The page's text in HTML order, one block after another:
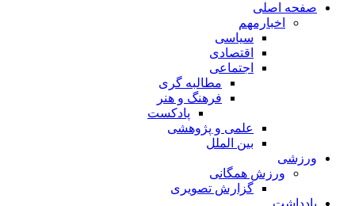
صفحه اصلی
اخبارمهم
سیاسی
اقتصادی
اجتماعی
مطالبه گری
فرهنگ و هنر
پادکست
علمی و پژوهشی
بین الملل
ورزشی
ورزش همگانی
گزارش تصویری